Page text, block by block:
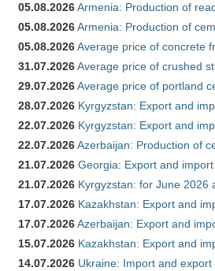
05.08.2026Armenia: Production of
05.08.2026Armenia: Production of
05.08.2026Average price of concrete
31.07.2026Average price of crushed
29.07.2026Average price of portland
28.07.2026 Kyrgyzstan: Export and
22.07.2026 Kyrgyzstan: Export and
22.07.2026Azerbaijan: Production of
21.07.2026 Georgia: Export and
21.07.2026 Kyrgyzstan: for June 2026
17.07.2026 Kazakhstan: Export and
17.07.2026Azerbaijan: Export and
15.07.2026 Kazakhstan: Export and
14.07.2026 Ukraine: Import and